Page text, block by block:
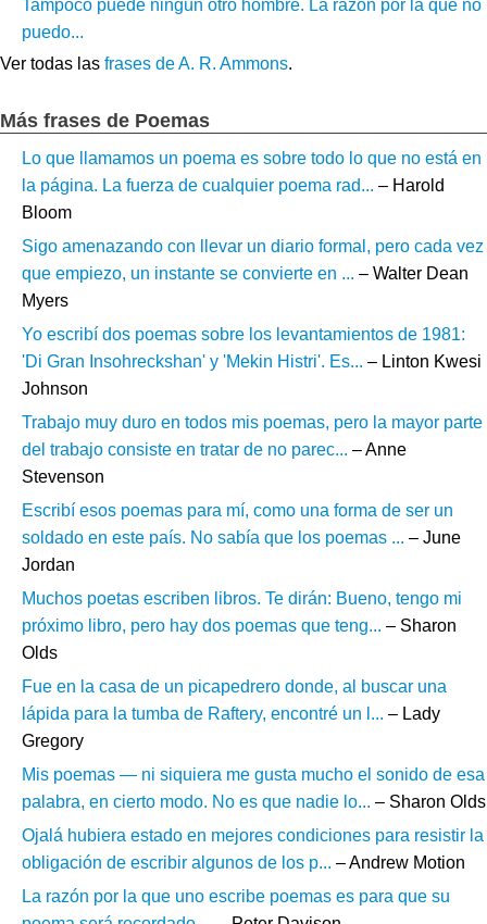
Tampoco puede ningún otro hombre. La razón por la que no
puedo...
Ver todas las frases de A. R. Ammons.
Más frases de Poemas
Lo que llamamos un poema es sobre todo lo que no está en
la página. La fuerza de cualquier poema rad... – Harold
Bloom
Sigo amenazando con llevar un diario formal, pero cada vez
que empiezo, un instante se convierte en ... – Walter Dean
Myers
Yo escribí dos poemas sobre los levantamientos de 1981:
'Di Gran Insohreckshan' y 'Mekin Histri'. Es... – Linton Kwesi
Johnson
Trabajo muy duro en todos mis poemas, pero la mayor parte
del trabajo consiste en tratar de no parec... – Anne
Stevenson
Escribí esos poemas para mí, como una forma de ser un
soldado en este país. No sabía que los poemas ... – June
Jordan
Muchos poetas escriben libros. Te dirán: Bueno, tengo mi
próximo libro, pero hay dos poemas que teng... – Sharon
Olds
Fue en la casa de un picapedrero donde, al buscar una
lápida para la tumba de Raftery, encontré un l... – Lady
Gregory
Mis poemas — ni siquiera me gusta mucho el sonido de esa
palabra, en cierto modo. No es que nadie lo... – Sharon Olds
Ojalá hubiera estado en mejores condiciones para resistir la
obligación de escribir algunos de los p... – Andrew Motion
La razón por la que uno escribe poemas es para que su